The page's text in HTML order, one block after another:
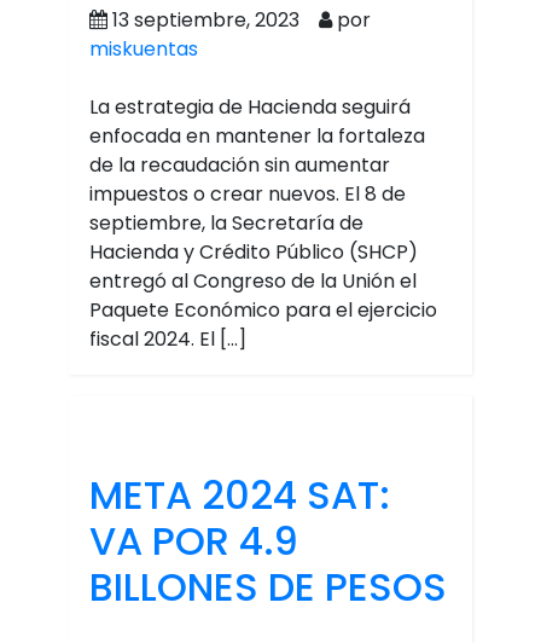
13 septiembre, 2023
por
miskuentas
La estrategia de Hacienda seguirá
enfocada en mantener la fortaleza
de la recaudación sin aumentar
impuestos o crear nuevos. El 8 de
septiembre, la Secretaría de
Hacienda y Crédito Público (SHCP)
entregó al Congreso de la Unión el
Paquete Económico para el ejercicio
fiscal 2024. El […]
META 2024 SAT:
VA POR 4.9
BILLONES DE PESOS